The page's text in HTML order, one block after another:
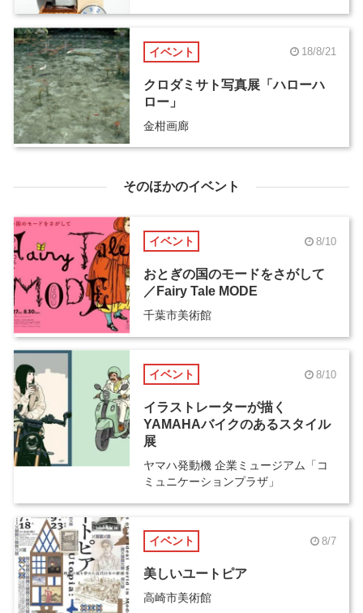
イベント 18/8/21
クロダミサト写真展「ハローハ
ロー」
金柑画廊
そのほかのイベント
イベント 8/10
おとぎの国のモードをさがして
／Fairy Tale MODE
千葉市美術館
イベント 8/10
イラストレーターが描く
YAMAHAバイクのあるスタイル
展
ヤマハ発動機 企業ミュージアム「コ
ミュニケーションプラザ」
イベント 8/7
美しいユートピア
高崎市美術館